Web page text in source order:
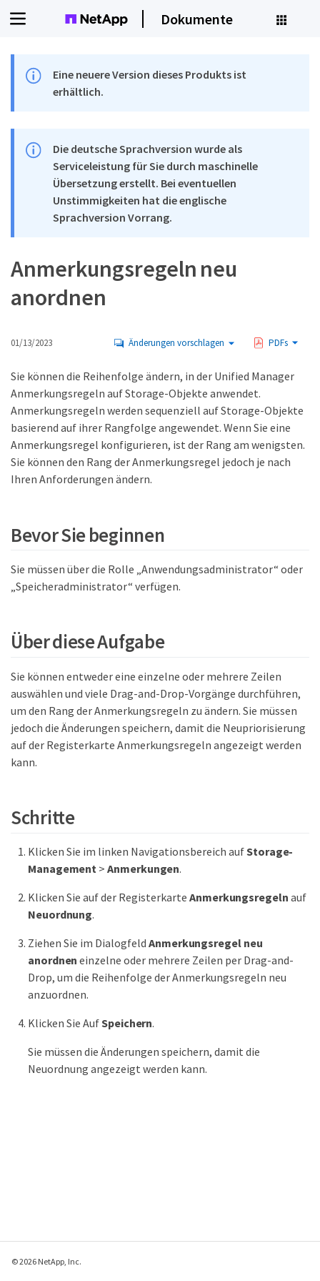
Dokumente
Eine neuere Version dieses Produkts ist
erhältlich.
Die deutsche Sprachversion wurde als
Serviceleistung für Sie durch maschinelle
Übersetzung erstellt. Bei eventuellen
Unstimmigkeiten hat die englische
Sprachversion Vorrang.
Anmerkungsregeln neu
anordnen
01/13/2023 Änderungen vorschlagen PDFs
Sie können die Reihenfolge ändern, in der Unified Manager
Anmerkungsregeln auf Storage-Objekte anwendet.
Anmerkungsregeln werden sequenziell auf Storage-Objekte
basierend auf ihrer Rangfolge angewendet. Wenn Sie eine
Anmerkungsregel konfigurieren, ist der Rang am wenigsten.
Sie können den Rang der Anmerkungsregel jedoch je nach
Ihren Anforderungen ändern.
Bevor Sie beginnen
Sie müssen über die Rolle „Anwendungsadministrator“ oder
„Speicheradministrator“ verfügen.
Über diese Aufgabe
Sie können entweder eine einzelne oder mehrere Zeilen
auswählen und viele Drag-and-Drop-Vorgänge durchführen,
um den Rang der Anmerkungsregeln zu ändern. Sie müssen
jedoch die Änderungen speichern, damit die Neupriorisierung
auf der Registerkarte Anmerkungsregeln angezeigt werden
kann.
Schritte
Klicken Sie im linken Navigationsbereich aufStorage-
Management >Anmerkungen.
Klicken Sie auf der Registerkarte Anmerkungsregeln auf
Neuordnung.
Ziehen Sie im Dialogfeld Anmerkungsregel neu
anordnen einzelne oder mehrere Zeilen per Drag-and-
Drop, um die Reihenfolge der Anmerkungsregeln neu
anzuordnen.
Klicken Sie AufSpeichern.
Sie müssen die Änderungen speichern, damit die
Neuordnung angezeigt werden kann.
© 2026 NetApp, Inc.